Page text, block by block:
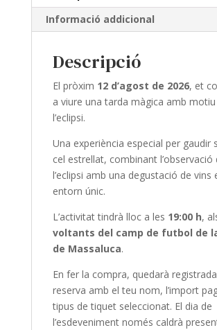
l’eclipsi
Informació addicional
Descripció
El pròxim 12 d’agost de 2026, et
a viure una tarda màgica amb
l’eclipsi.
Una experiència especial per gaudir
cel estrellat, combinant l’observació
l’eclipsi amb una degustació de vins
entorn únic.
L’activitat tindrà lloc a les 19:00 h,
voltants del camp de futbol de
de Massaluca.
En fer la compra, quedarà
reserva amb el teu nom, l’import
tipus de tiquet seleccionat. El dia de
l’esdeveniment només caldrà